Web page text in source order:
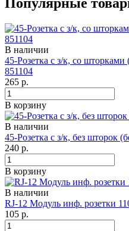
В наличии
45-Розетка с з/к, со
851104
265 р.
В корзину
В наличии
45-Розетка с з/к, без шторок
240 р.
В корзину
В наличии
RJ-12 Модуль инф. розетки
105 р.